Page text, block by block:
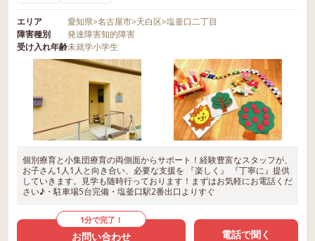
エリア 愛知県>名古屋市>天白区>塩釜口二丁目
障害種別
発達障害知的障害
受け入れ年齢未就学小学生
個別療育と小集団療育の両側面からサポート！経験豊富なスタッフが、
お子さん1人1人と向き合い、必要な支援を 『楽しく』 『丁寧に』提供
していきます。見学も随時行っております！まずはお気軽にお電話くだ
さい♪・駐車場5台完備・塩釜口駅2番出口よりすぐ
1分で完了！
お問い合わせ 電話で聞く